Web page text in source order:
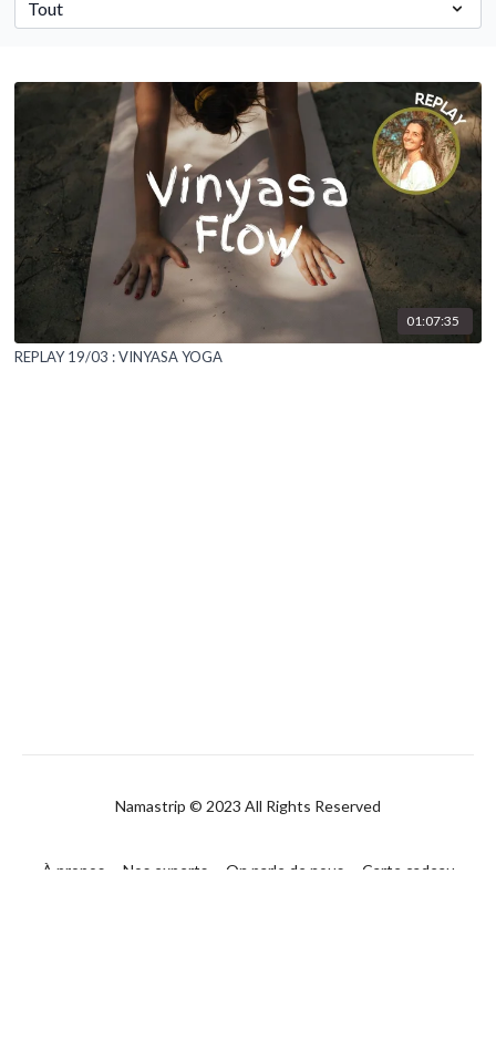
01:07:35
REPLAY 19/03 : VINYASA YOGA
Namastrip © 2023 All Rights Reserved
À propos Nos experts On parle de nous
Carte cadeau